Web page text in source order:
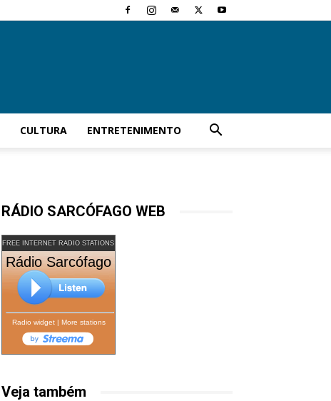
CULTURA ENTRETENIMENTO
RÁDIO SARCÓFAGO WEB
FREE INTERNET RADIO STATIONS
Rádio Sarcófago
Radio widget| More stations
Veja também